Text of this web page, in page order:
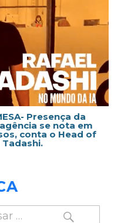
Presença da
se nota em
conta o Head of
PESQUISAR